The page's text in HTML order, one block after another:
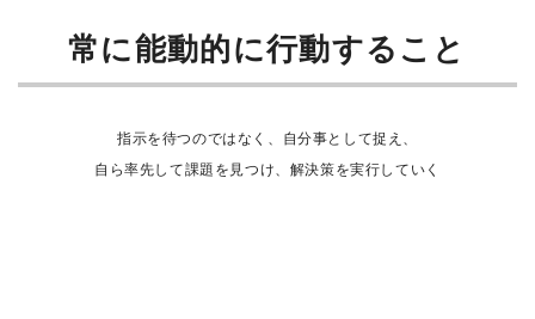
常に能動的に行動すること
指示を待つのではなく、自分事として捉え、
自ら率先して課題を見つけ、解決策を実行していく